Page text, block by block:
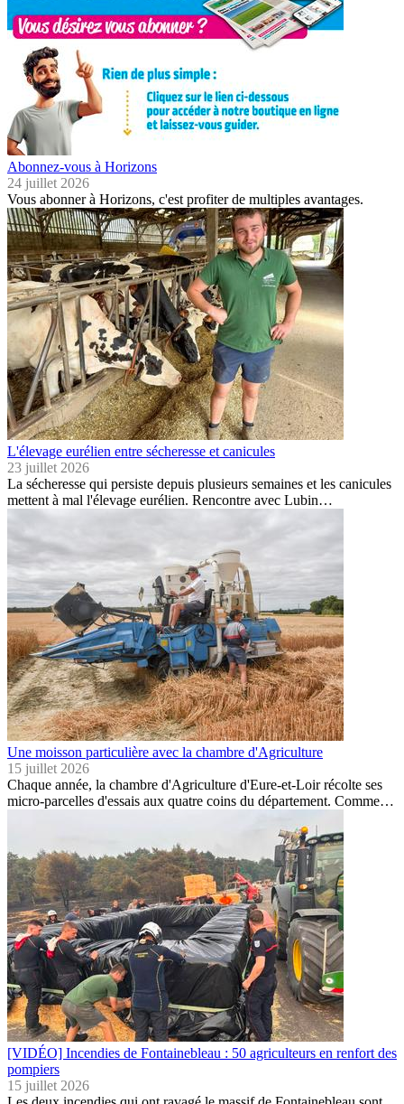
Abonnez-vous à Horizons
24 juillet 2026
Vous abonner à Horizons, c'est profiter de multiples avantages.
L'élevage eurélien entre sécheresse et canicules
23 juillet 2026
La sécheresse qui persiste depuis plusieurs semaines et les canicules
mettent à mal l'élevage eurélien. Rencontre avec Lubin…
Une moisson particulière avec la chambre d'Agriculture
15 juillet 2026
Chaque année, la chambre d'Agriculture d'Eure-et-Loir récolte ses
micro-parcelles d'essais aux quatre coins du département. Comme…
[VIDÉO] Incendies de Fontainebleau : 50 agriculteurs en renfort des
pompiers
15 juillet 2026